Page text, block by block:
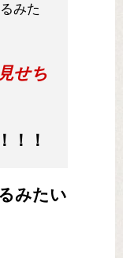
みた
せち
！！
みたい